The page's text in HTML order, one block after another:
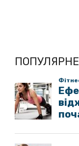
ПОПУЛЯРНЕ